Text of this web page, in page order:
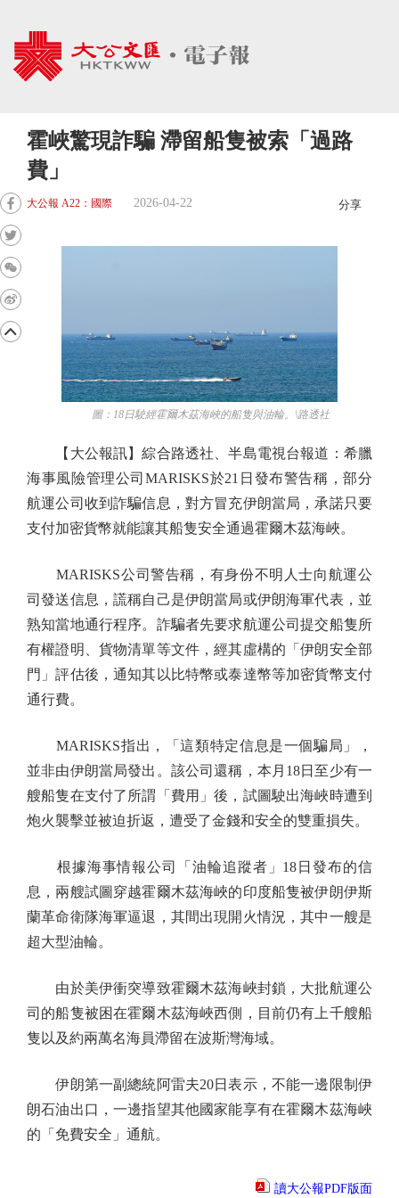
霍峽驚現詐騙 滯留船隻被索「過路
費」
大公報 A22：國際 2026-04-22 分享
圖：18日駛經霍爾木茲海峽的船隻與油輪。\路透社
【大公報訊】綜合路透社、半島電視台報道：希臘
海事風險管理公司MARISKS於21日發布警告稱，部分
航運公司收到詐騙信息，對方冒充伊朗當局，承諾只要
支付加密貨幣就能讓其船隻安全通過霍爾木茲海峽。
MARISKS公司警告稱，有身份不明人士向航運公
司發送信息，謊稱自己是伊朗當局或伊朗海軍代表，並
熟知當地通行程序。詐騙者先要求航運公司提交船隻所
有權證明、貨物清單等文件，經其虛構的「伊朗安全部
門」評估後，通知其以比特幣或泰達幣等加密貨幣支付
通行費。
MARISKS指出，「這類特定信息是一個騙局」，
並非由伊朗當局發出。該公司還稱，本月18日至少有一
艘船隻在支付了所謂「費用」後，試圖駛出海峽時遭到
炮火襲擊並被迫折返，遭受了金錢和安全的雙重損失。
根據海事情報公司「油輪追蹤者」18日發布的信
息，兩艘試圖穿越霍爾木茲海峽的印度船隻被伊朗伊斯
蘭革命衛隊海軍逼退，其間出現開火情況，其中一艘是
超大型油輪。
由於美伊衝突導致霍爾木茲海峽封鎖，大批航運公
司的船隻被困在霍爾木茲海峽西側，目前仍有上千艘船
隻以及約兩萬名海員滯留在波斯灣海域。
伊朗第一副總統阿雷夫20日表示，不能一邊限制伊
朗石油出口，一邊指望其他國家能享有在霍爾木茲海峽
的「免費安全」通航。
讀大公報PDF版面